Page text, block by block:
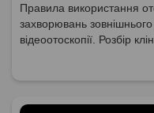
Правила використання
захворювань
відеоотоскопії. Розбір